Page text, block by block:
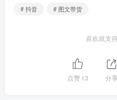
# 抖音
# 图文带货
喜欢就支
点赞13 分